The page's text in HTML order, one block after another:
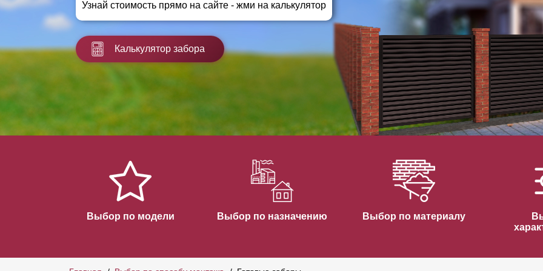
Заборы для дачи
Заборы и ограждения для школ
Забор на участок 10 соток
Горизонтальные заборы
Высокие заборы
Красивые, дизайнерские заборы
ВЫБОР ПО СПОСОБУ МОНТАЖА
Заборы под ключ
Готовые заборы
Быстровозводимые заборы
Узнай стоимость прямо на сайте - жми на калькулятор
Калькулятор забора
Выбор по модели Выбор по назначению Выбор по материалу